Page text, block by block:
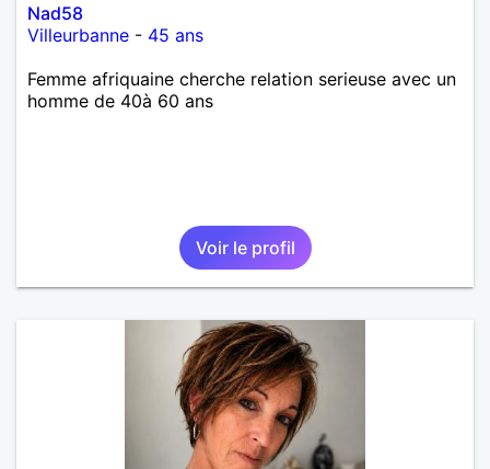
Nad58
Villeurbanne - 45 ans
Femme afriquaine cherche relation serieuse avec un
homme de 40à 60 ans
Voir le profil